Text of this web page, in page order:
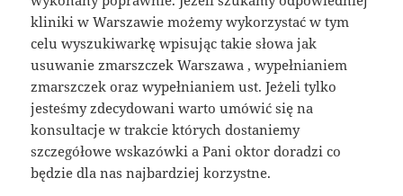
kliniki w Warszawie możemy wykorzystać w tym
celu wyszukiwarkę wpisując takie słowa jak
usuwanie zmarszczek Warszawa , wypełnianiem
zmarszczek oraz wypełnianiem ust. Jeżeli tylko
jesteśmy zdecydowani warto umówić się na
konsultacje w trakcie których dostaniemy
szczegółowe wskazówki a Pani oktor doradzi co
będzie dla nas najbardziej korzystne.